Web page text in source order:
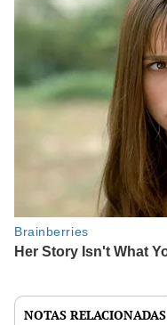
NOTAS RELACIONADAS